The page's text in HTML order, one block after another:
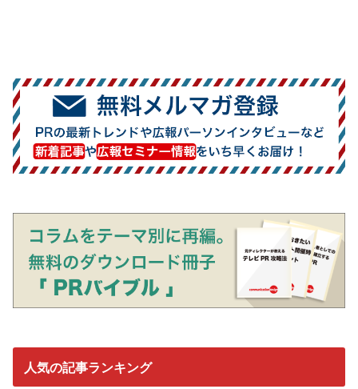
人気の記事ランキング